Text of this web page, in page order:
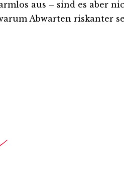
aus – sind es aber
Abwarten riskanter